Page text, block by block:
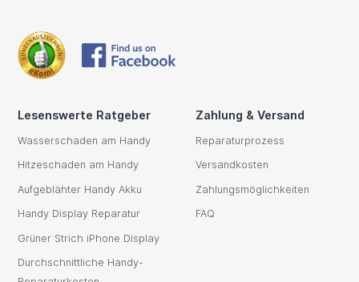
Lesenswerte Ratgeber
Wasserschaden am Handy
Hitzeschaden am Handy
Aufgeblähter Handy Akku
Handy Display Reparatur
Grüner Strich iPhone Display
Durchschnittliche Handy-
Zahlung & Versand
Reparaturprozess
Versandkosten
Zahlungsmöglichkeiten
FAQ